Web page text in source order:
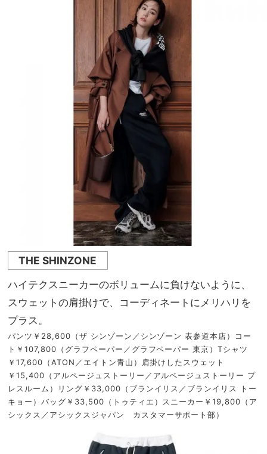
THE SHINZONE
ハイテクスニーカーのボリュームに負けないように、
スウェットの肩掛けで、コーディネートにメリハリを
プラス。
パンツ￥28,600（ザ シンゾーン／シンゾーン 表参道本店）コー
ト￥107,800（グラフペーパー／グラフペーパー 東京）Tシャツ
￥17,600（ATON／エイトン青山）肩掛けしたスウェット
￥15,400（アルページュストーリー／アルページュストーリー プ
レスルーム）リング￥33,000（ブランイリス／ブランイリス トー
キョー）バッグ￥33,500（トゥティエ）スニーカー￥19,800（ア
シックス／アシックスジャパン カスタマーサポート部）